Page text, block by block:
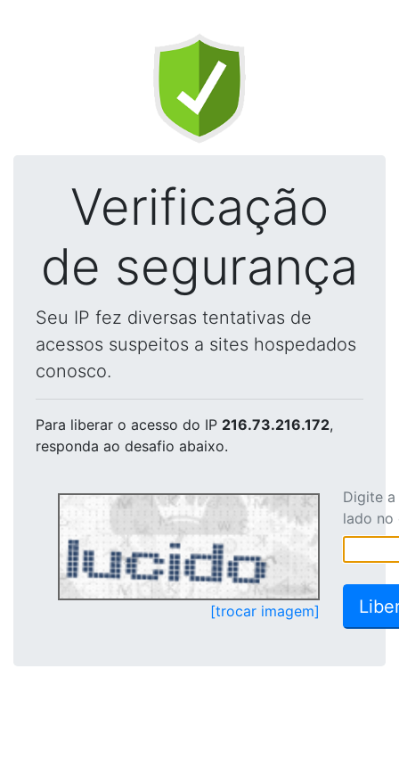
Verificação
de segurança
Seu IP fez diversas tentativas de
acessos suspeitos a sites hospedados
conosco.
Para liberar o acesso do IP 216.73.216.172,
responda ao desafio abaixo.
[trocar imagem]
Digite
lado no